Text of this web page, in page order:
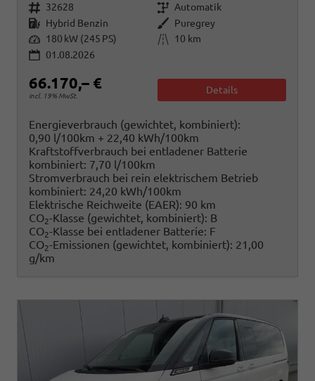
Fahrzeugnr. 32628 Getriebe Automatik
Kraftstoff Hybrid Benzin Außenfarbe Puregrey
Leistung 180 kW (245 PS) Kilometerstand
10 km
01.08.2026
66.170,– €
incl. 19% MwSt.
Details
Energieverbrauch (gewichtet, kombiniert):
0,90 l/100km + 22,40 kWh/100km
Kraftstoffverbrauch bei entladener Batterie
kombiniert: 7,70 l/100km
Stromverbrauch bei rein elektrischem Betrieb
kombiniert: 24,20 kWh/100km
Elektrische Reichweite (EAER): 90 km
CO2-Klasse (gewichtet, kombiniert): B
CO2-Klasse bei entladener Batterie: F
CO2-Emissionen (gewichtet, kombiniert): 21,00
g/km